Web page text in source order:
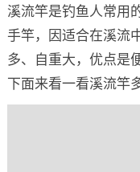
溪流竿是钓鱼人常用
手竿，因适合在溪流
多、自重大，优点是
下面来看一看溪流竿